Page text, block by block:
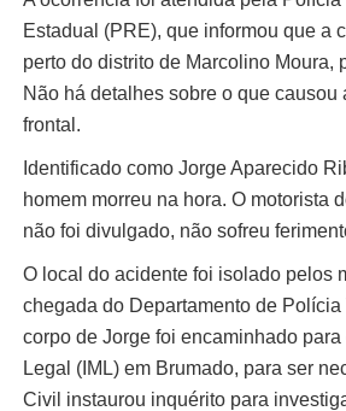
Estadual (PRE), que informou que a
perto do distrito de Marcolino Moura,
Não há detalhes sobre o que causou
frontal.
Identificado como Jorge Aparecido
homem morreu na hora. O motorista
não foi divulgado, não sofreu
O local do acidente foi isolado pelos
chegada do Departamento de
corpo de Jorge foi encaminhado
Legal (IML) em Brumado, para ser
Civil instaurou inquérito para